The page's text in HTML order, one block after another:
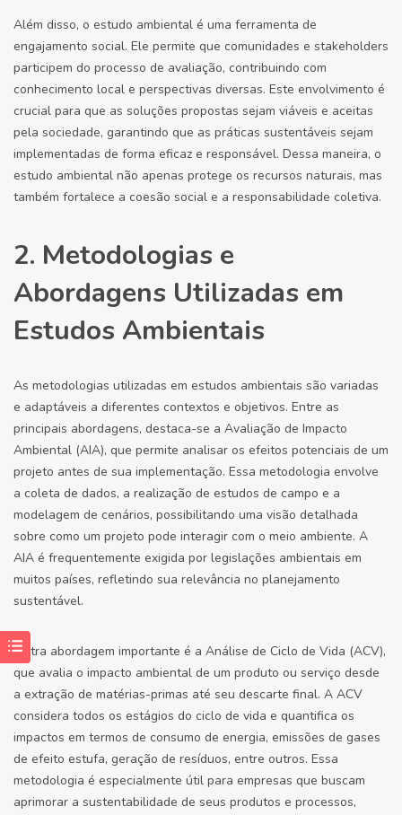
Além disso, o estudo ambiental é uma ferramenta de
engajamento social. Ele permite que comunidades e stakeholders
participem do processo de avaliação, contribuindo com
conhecimento local e perspectivas diversas. Este envolvimento é
crucial para que as soluções propostas sejam viáveis e aceitas
pela sociedade, garantindo que as práticas sustentáveis sejam
implementadas de forma eficaz e responsável. Dessa maneira, o
estudo ambiental não apenas protege os recursos naturais, mas
também fortalece a coesão social e a responsabilidade coletiva.
2. Metodologias e
Abordagens Utilizadas em
Estudos Ambientais
As metodologias utilizadas em estudos ambientais são variadas
e adaptáveis a diferentes contextos e objetivos. Entre as
principais abordagens, destaca-se a Avaliação de Impacto
Ambiental (AIA), que permite analisar os efeitos potenciais de um
projeto antes de sua implementação. Essa metodologia envolve
a coleta de dados, a realização de estudos de campo e a
modelagem de cenários, possibilitando uma visão detalhada
sobre como um projeto pode interagir com o meio ambiente. A
AIA é frequentemente exigida por legislações ambientais em
muitos países, refletindo sua relevância no planejamento
sustentável.
Outra abordagem importante é a Análise de Ciclo de Vida (ACV),
que avalia o impacto ambiental de um produto ou serviço desde
a extração de matérias-primas até seu descarte final. A ACV
considera todos os estágios do ciclo de vida e quantifica os
impactos em termos de consumo de energia, emissões de gases
de efeito estufa, geração de resíduos, entre outros. Essa
metodologia é especialmente útil para empresas que buscam
aprimorar a sustentabilidade de seus produtos e processos,